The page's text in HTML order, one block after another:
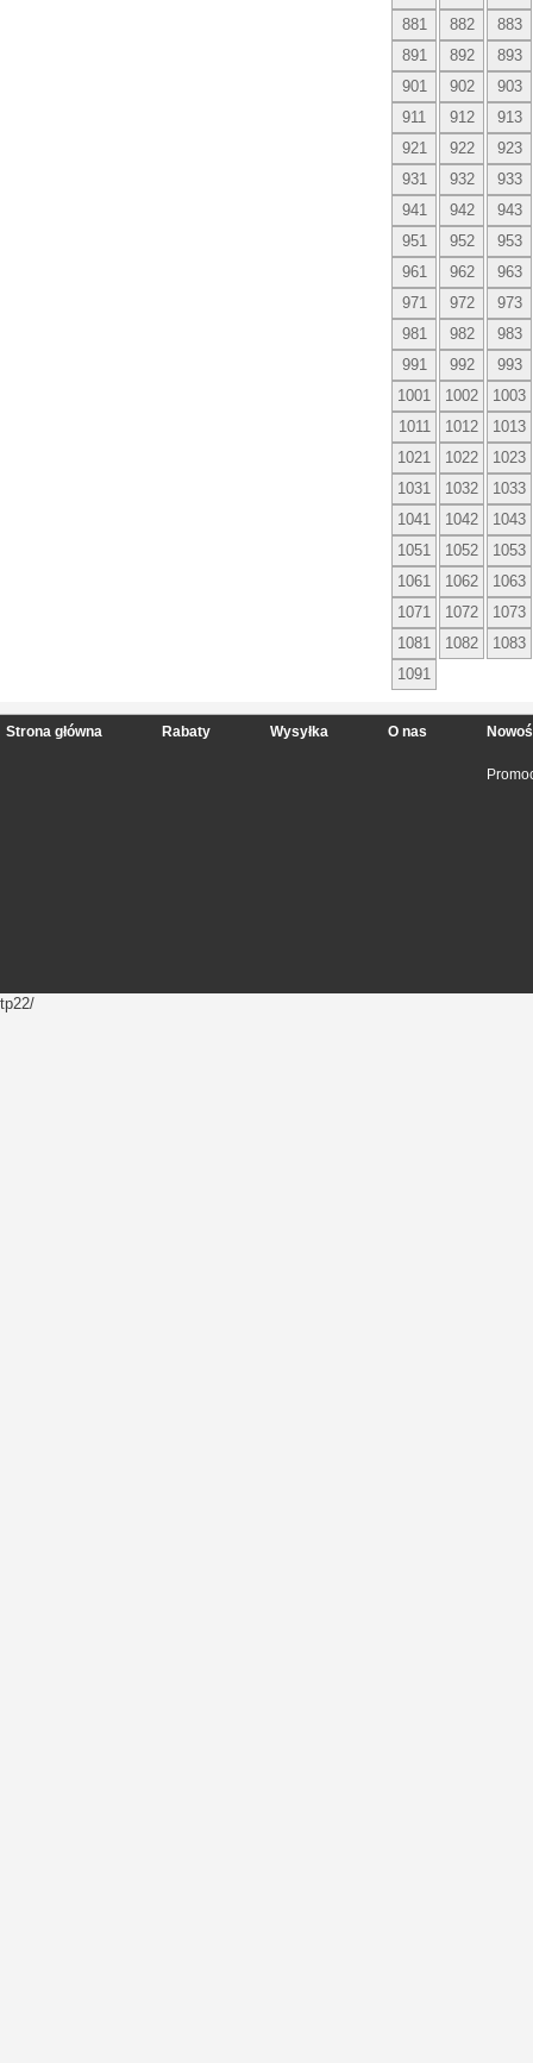
881
882
883
891
892
893
901
902
903
911
912
913
921
922
923
931
932
933
941
942
943
951
952
953
961
962
963
971
972
973
981
982
983
991
992
993
1001
1002
1003
1011
1012
1013
1021
1022
1023
1031
1032
1033
1041
1042
1043
1051
1052
1053
1061
1062
1063
1071
1072
1073
1081
1082
1083
1091
Strona główna Rabaty Wysyłka O nas
tp22/